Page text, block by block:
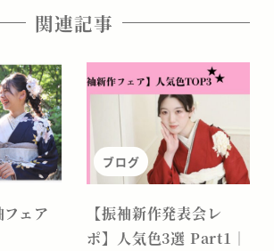
関連記事
ェア
ブログ
【振袖新作発表会レ
ポ】人気色3選 Part1｜